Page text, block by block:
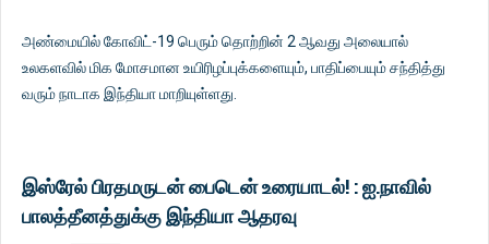
அண்மையில் கோவிட்-19 பெரும் தொற்றின் 2 ஆவது அலையால்
உலகளவில் மிக மோசமான உயிரிழப்புக்களையும், பாதிப்பையும் சந்தித்து
வரும் நாடாக இந்தியா மாறியுள்ளது.
இஸ்ரேல் பிரதமருடன் பைடென் உரையாடல்! : ஐ.நாவில்
பாலத்தீனத்துக்கு இந்தியா ஆதரவு